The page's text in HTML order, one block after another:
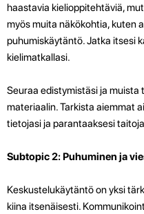
haastavia kielioppitehtäviä,
myös muita näkökohtia, kuten
puhumiskäytäntö. Jatka itsesi
kielimatkallasi.
Seuraa edistymistäsi ja
materiaalin. Tarkista aiemmat
tietojasi ja parantaaksesi
Subtopic 2: Puhuminen ja
Keskustelukäytäntö on yksi
kiina itsenäisesti.